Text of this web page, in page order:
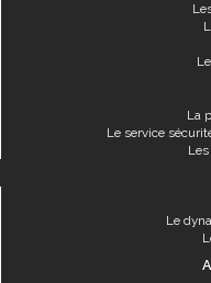
La
Le service
Le